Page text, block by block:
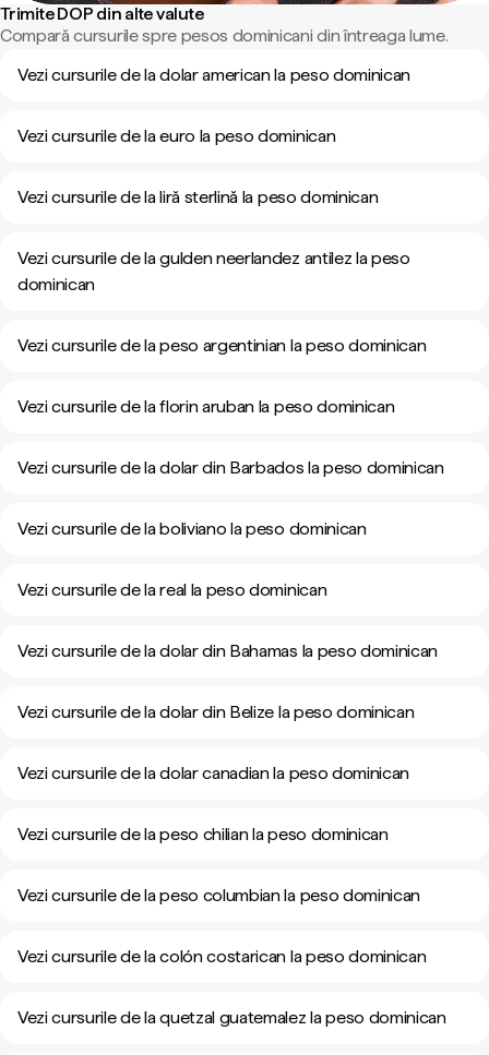
Trimite DOP din alte valute
Compară cursurile spre pesos dominicani din întreaga lume.
Vezi cursurile de la dolar american la peso dominican
Vezi cursurile de la euro la peso dominican
Vezi cursurile de la liră sterlină la peso dominican
Vezi cursurile de la gulden neerlandez antilez la peso
dominican
Vezi cursurile de la peso argentinian la peso dominican
Vezi cursurile de la florin aruban la peso dominican
Vezi cursurile de la dolar din Barbados la peso dominican
Vezi cursurile de la boliviano la peso dominican
Vezi cursurile de la real la peso dominican
Vezi cursurile de la dolar din Bahamas la peso dominican
Vezi cursurile de la dolar din Belize la peso dominican
Vezi cursurile de la dolar canadian la peso dominican
Vezi cursurile de la peso chilian la peso dominican
Vezi cursurile de la peso columbian la peso dominican
Vezi cursurile de la colón costarican la peso dominican
Vezi cursurile de la quetzal guatemalez la peso dominican